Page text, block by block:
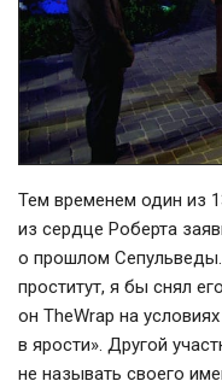
Тем временем один из
из сердце Роберта
о прошлом
проститут, я бы снял
он TheWrap на
в ярости». Другой
не называть своего